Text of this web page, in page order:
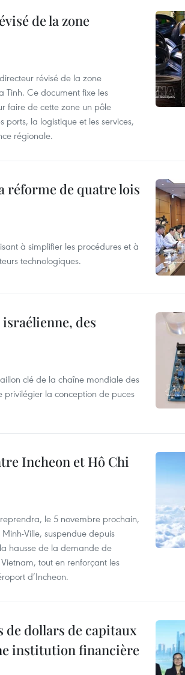
de la zone
révisé de la zone
Tinh. Ce document fixe les
faire de cette zone un pôle
ports, la logistique et les services,
régionale.
réforme de quatre lois
à simplifier les procédures et à
technologiques.
des
clé de la chaîne mondiale des
privilégier la conception de puces
Incheon et Hô Chi
le 5 novembre prochain,
Ville, suspendue depuis
hausse de la demande de
tout en renforçant les
d’Incheon.
de dollars de capitaux
institution financière